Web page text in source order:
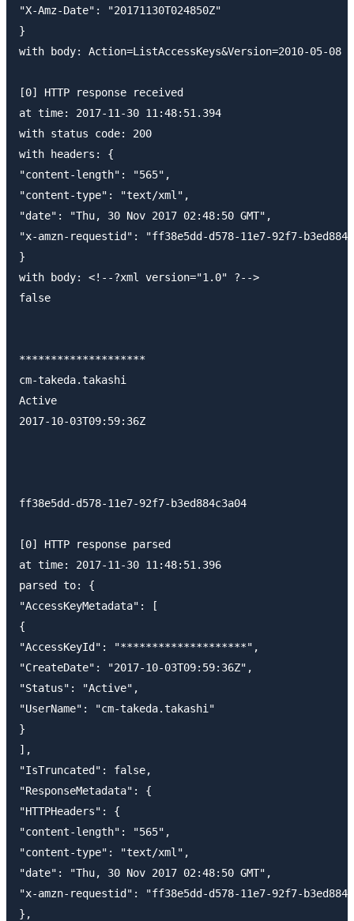
"X-Amz-Date": "20171130T024850Z"
}
with body: Action=ListAccessKeys&Version=2010-05-08
[0] HTTP response received
at time: 2017-11-30 11:48:51.394
with status code: 200
with headers: {
"content-length": "565",
"content-type": "text/xml",
"date": "Thu, 30 Nov 2017 02:48:50 GMT",
"x-amzn-requestid": "ff38e5dd-d578-11e7-92f7-
}
with body: <!--?xml version="1.0" ?-->
false
********************
cm-takeda.takashi
Active
2017-10-03T09:59:36Z
ff38e5dd-d578-11e7-92f7-b3ed884c3a04
[0] HTTP response parsed
at time: 2017-11-30 11:48:51.396
parsed to: {
"AccessKeyMetadata": [
{
"AccessKeyId": "********************",
"CreateDate": "2017-10-03T09:59:36Z",
"Status": "Active",
"UserName": "cm-takeda.takashi"
}
],
"IsTruncated": false,
"ResponseMetadata": {
"HTTPHeaders": {
"content-length": "565",
"content-type": "text/xml",
"date": "Thu, 30 Nov 2017 02:48:50 GMT",
"x-amzn-requestid": "ff38e5dd-d578-11e7-92f7-
},